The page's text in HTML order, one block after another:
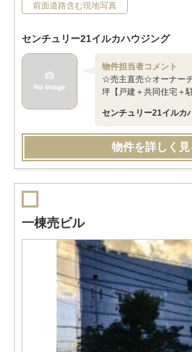
前面道路含む現地写真
センチュリー21イルカハウジング
物件担当者コメント
☆売主直売☆オーナー
坪【戸建＋共同住宅＋
センチュリー21イルカ
物件を詳しく見
一棟売ビル